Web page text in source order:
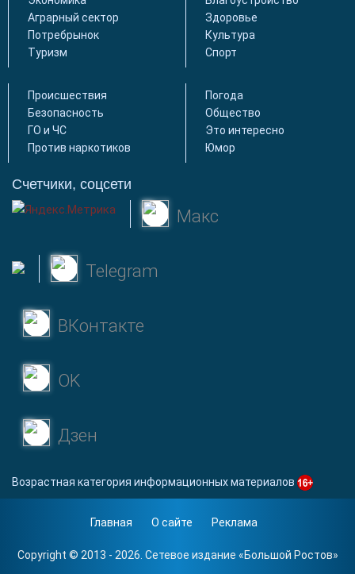
Аграрный сектор
Потребрынок
Туризм
Здоровье
Культура
Спорт
Происшествия
Безопасность
ГО и ЧС
Против наркотиков
Погода
Общество
Это интересно
Юмор
Счетчики, соцсети
Макс
Telegram
ВКонтакте
OK
Дзен
Возрастная категория информационных материалов
Главная О сайте Реклама
Copyright © 2013 - 2026. Сетевое издание «Большой Ростов»